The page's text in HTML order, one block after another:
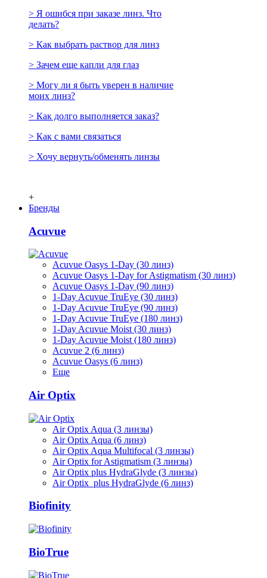
> Я ошибся при заказе линз. Что
делать?
> Как выбрать раствор для линз
> Зачем еще капли для глаз
> Могу ли я быть уверен в наличие
моих линз?
> Как долго выполняется заказ?
> Как с вами связаться
> Хочу вернуть/обменять линзы
+
Бренды
Acuvue
Acuvue Oasys 1-Day (30 линз)
Acuvue Oasys 1-Day for Astigmatism (30 линз)
Acuvue Oasys 1-Day (90 линз)
1-Day Acuvue TruEye (30 линз)
1-Day Acuvue TruEye (90 линз)
1-Day Acuvue TruEye (180 линз)
1-Day Acuvue Moist (30 линз)
1-Day Acuvue Moist (180 линз)
Acuvue 2 (6 линз)
Acuvue Oasys (6 линз)
Еще
Air Optix
Air Optix Aqua (3 линзы)
Air Optix Aqua (6 линз)
Air Optix Aqua Multifocal (3 линзы)
Air Optix for Astigmatism (3 линзы)
Air Optix plus HydraGlyde (3 линзы)
Air Optix plus HydraGlyde (6 линз)
Biofinity
BioTrue